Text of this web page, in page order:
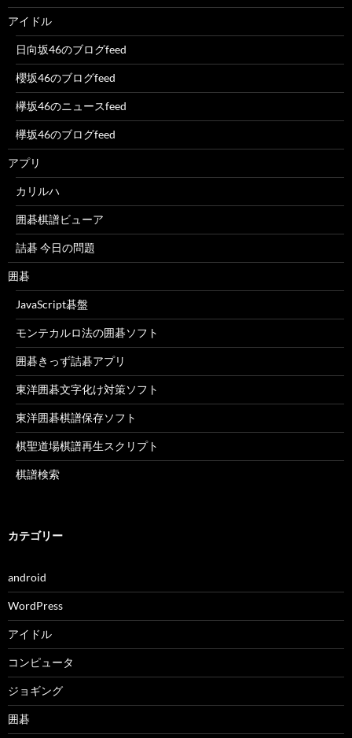
アイドル
日向坂46のブログfeed
櫻坂46のブログfeed
欅坂46のニュースfeed
欅坂46のブログfeed
アプリ
カリルハ
囲碁棋譜ビューア
詰碁 今日の問題
囲碁
JavaScript碁盤
モンテカルロ法の囲碁ソフト
囲碁きっず詰碁アプリ
東洋囲碁文字化け対策ソフト
東洋囲碁棋譜保存ソフト
棋聖道場棋譜再生スクリプト
棋譜検索
カテゴリー
android
WordPress
アイドル
コンピュータ
ジョギング
囲碁